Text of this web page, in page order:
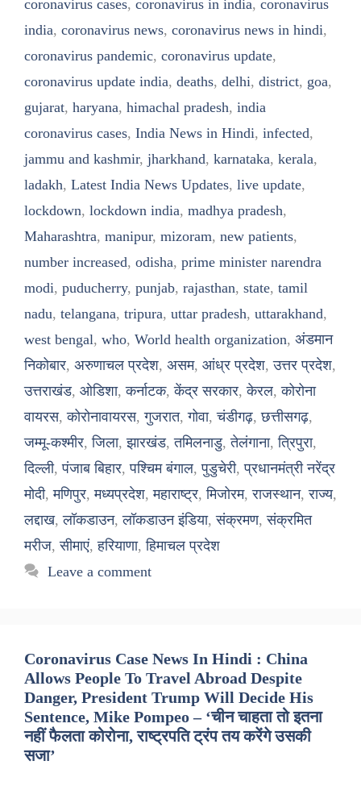
coronavirus cases, coronavirus in india, coronavirus
india, coronavirus news, coronavirus news in hindi,
coronavirus pandemic, coronavirus update,
coronavirus update india, deaths, delhi, district, goa,
gujarat, haryana, himachal pradesh, india
coronavirus cases, India News in Hindi, infected,
jammu and kashmir, jharkhand, karnataka, kerala,
ladakh, Latest India News Updates, live update,
lockdown, lockdown india, madhya pradesh,
Maharashtra, manipur, mizoram, new patients,
number increased, odisha, prime minister narendra
modi, puducherry, punjab, rajasthan, state, tamil
nadu, telangana, tripura, uttar pradesh, uttarakhand,
west bengal, who, World health organization, अंडमान
निकोबार, अरुणाचल प्रदेश, असम, आंध्र प्रदेश,उत्तर प्रदेश,
उत्तराखंड, ओडिशा,कर्नाटक,केंद्र सरकार,केरल,कोरोना
वायरस,कोरोनावायरस,गुजरात,गोवा,चंडीगढ़,छत्तीसगढ़,
जम्मू-कश्मीर,जिला,झारखंड,तमिलनाडु,तेलंगाना,त्रिपुरा,
दिल्ली,पंजाब बिहार,पश्चिम बंगाल,पुडुचेरी,प्रधानमंत्री नरेंद्र
मोदी,मणिपुर,मध्यप्रदेश,महाराष्ट्र,मिजोरम,राजस्थान,राज्य,
लद्दाख,लॉकडाउन,लॉकडाउन इंडिया,संक्रमण,संक्रमित
मरीज,सीमाएं,हरियाणा,हिमाचल प्रदेश
Leave a comment
Coronavirus Case News In Hindi : China
Allows People To Travel Abroad Despite
Danger, President Trump Will Decide His
Sentence, Mike Pompeo – ‘चीन चाहता तो इतना
नहीं फैलता कोरोना, राष्ट्रपति ट्रंप तय करेंगे उसकी
सजा’